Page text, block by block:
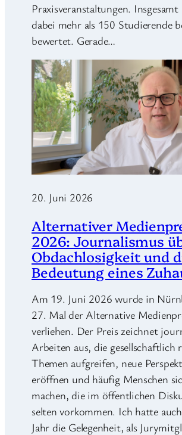
Praxisveranstaltungen. Insgesamt
dabei mehr als 150 Studierende
bewertet. Gerade…
20. Juni 2026
Alternativer
2026: Journalismus
Obdachlosigkeit und
Bedeutung eines
Am 19. Juni 2026 wurde in
27. Mal der Alternative
verliehen. Der Preis zeichnet
Arbeiten aus, die gesellschaftlich
Themen aufgreifen, neue
eröffnen und häufig Menschen
machen, die im öffentlichen
selten vorkommen. Ich hatte
Jahr die Gelegenheit, als